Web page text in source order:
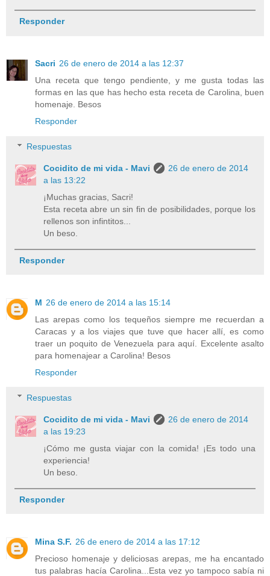
Responder
Sacri 26 de enero de 2014 a las 12:37
Una receta que tengo pendiente, y me gusta todas las
formas en las que has hecho esta receta de Carolina, buen
homenaje. Besos
Responder
Respuestas
Cocidito de mi vida - Mavi
26 de enero de 2014
a las 13:22
¡Muchas gracias, Sacri!
Esta receta abre un sin fin de posibilidades, porque los
rellenos son infintitos...
Un beso.
Responder
M 26 de enero de 2014 a las 15:14
Las arepas como los tequeños siempre me recuerdan a
Caracas y a los viajes que tuve que hacer allí, es como
traer un poquito de Venezuela para aquí. Excelente asalto
para homenajear a Carolina! Besos
Responder
Respuestas
Cocidito de mi vida - Mavi
26 de enero de 2014
a las 19:23
¡Cómo me gusta viajar con la comida! ¡Es todo una
experiencia!
Un beso.
Responder
Mina S.F. 26 de enero de 2014 a las 17:12
Precioso homenaje y deliciosas arepas, me ha encantado
tus palabras hacía Carolina...Esta vez yo tampoco sabía ni